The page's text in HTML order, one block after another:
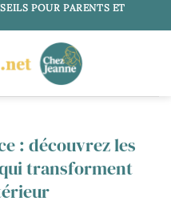
POUR PARENTS ET
: découvrez les
transforment